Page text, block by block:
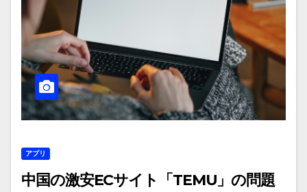
アプリ
中国の激安ECサイト「TEMU」の問題